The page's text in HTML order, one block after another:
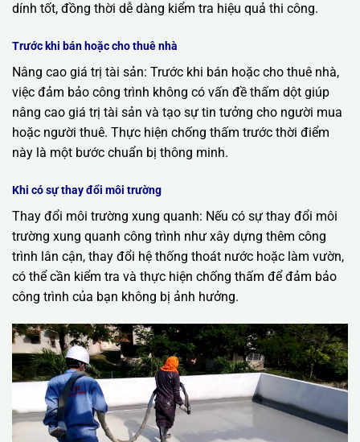
dính tốt, đồng thời dễ dàng kiểm tra hiệu quả thi công.
Trước khi bán hoặc cho thuê nhà
Nâng cao giá trị tài sản: Trước khi bán hoặc cho thuê nhà,
việc đảm bảo công trình không có vấn đề thấm dột giúp
nâng cao giá trị tài sản và tạo sự tin tưởng cho người mua
hoặc người thuê. Thực hiện chống thấm trước thời điểm
này là một bước chuẩn bị thông minh.
Khi có sự thay đổi môi trường
Thay đổi môi trường xung quanh: Nếu có sự thay đổi môi
trường xung quanh công trình như xây dựng thêm công
trình lân cận, thay đổi hệ thống thoát nước hoặc làm vườn,
có thể cần kiểm tra và thực hiện chống thấm để đảm bảo
công trình của bạn không bị ảnh hưởng.